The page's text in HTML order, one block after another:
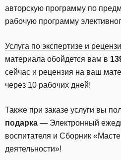
авторскую программу по
рабочую программу
Услуга по экспертизе и
материала обойдется вам в
сейчас и рецензия на ваш
через 10 рабочих дней!
Также при заказе услуги вы
подарка — Электронный
воспитателя и Сборник
деятельности»!